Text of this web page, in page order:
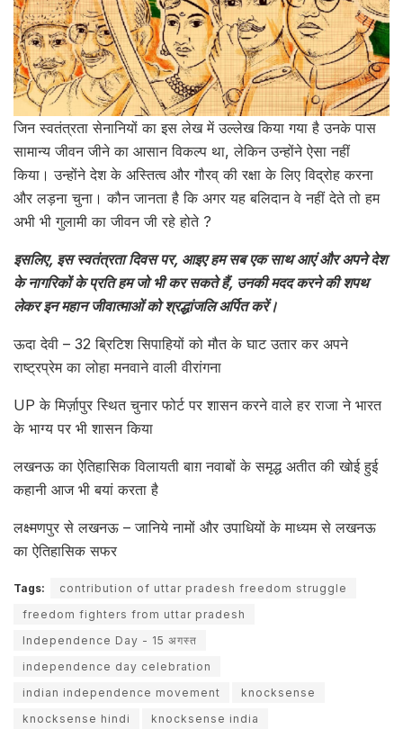
जिन स्वतंत्रता सेनानियों का इस लेख में उल्लेख किया गया है उनके पास
सामान्य जीवन जीने का आसान विकल्प था, लेकिन उन्होंने ऐसा नहीं
किया। उन्होंने देश के अस्तित्व और गौरव् की रक्षा के लिए विद्रोह करना
और लड़ना चुना। कौन जानता है कि अगर यह बलिदान वे नहीं देते तो हम
अभी भी गुलामी का जीवन जी रहे होते ?
इसलिए, इस स्वतंत्रता दिवस पर, आइए हम सब एक साथ आएं और अपने देश
के नागरिकों के प्रति हम जो भी कर सकते हैं, उनकी मदद करने की शपथ
लेकर इन महान जीवात्माओं को श्रद्धांजलि अर्पित करें।
ऊदा देवी – 32 ब्रिटिश सिपाहियों को मौत के घाट उतार कर अपने
राष्ट्रप्रेम का लोहा मनवाने वाली वीरांगना
UP के मिर्ज़ापुर स्थित चुनार फोर्ट पर शासन करने वाले हर राजा ने भारत
के भाग्य पर भी शासन किया
लखनऊ का ऐतिहासिक विलायती बाग़ नवाबों के समृद्ध अतीत की खोई हुई
कहानी आज भी बयां करता है
लक्ष्मणपुर से लखनऊ – जानिये नामों और उपाधियों के माध्यम से लखनऊ
का ऐतिहासिक सफर
Tags:
contribution of uttar pradesh freedom struggle
freedom fighters from uttar pradesh
Independence Day - 15 अगस्त
independence day celebration
indian independence movement
knocksense
knocksense hindi
knocksense india